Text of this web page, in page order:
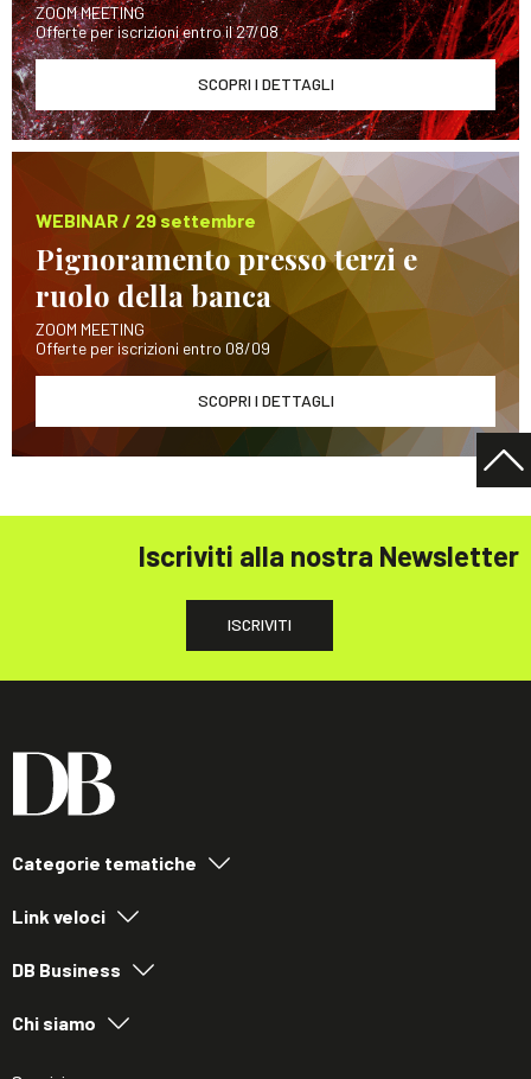
ZOOM MEETING
Offerte per iscrizioni entro il 27/08
SCOPRI I DETTAGLI
WEBINAR / 29 settembre
Pignoramento presso terzi e
ruolo della banca
ZOOM MEETING
Offerte per iscrizioni entro 08/09
SCOPRI I DETTAGLI
Iscriviti alla nostra Newsletter
ISCRIVITI
Categorie tematiche
Link veloci
DB Business
Chi siamo